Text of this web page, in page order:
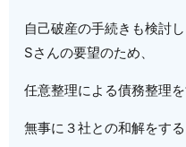
自己破産の手続きも検討
Sさんの要望のため、
任意整理による債務整理
無事に３社との和解をする